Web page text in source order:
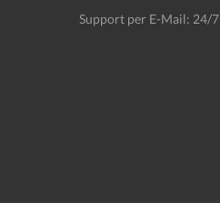
Support per E-Mail: 24/7